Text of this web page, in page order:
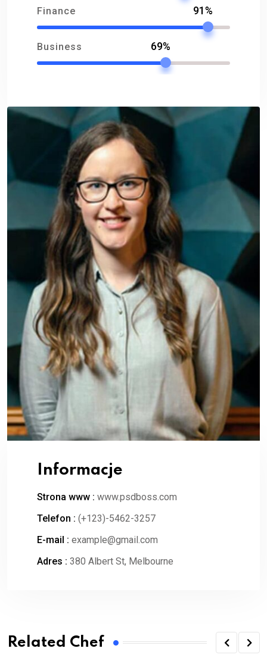
Finance 91%
Business 69%
Informacje
Strona www : www.psdboss.com
Telefon : (+123)-5462-3257
E-mail : example@gmail.com
Adres : 380 Albert St, Melbourne
Related Chef